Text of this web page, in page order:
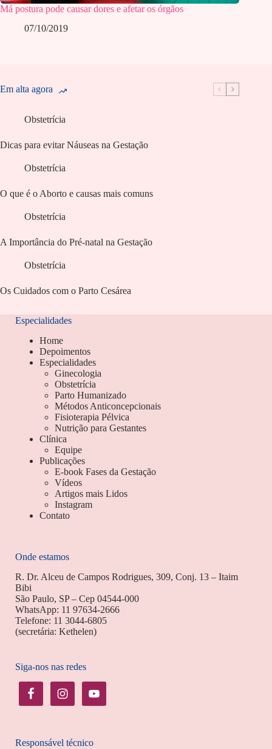
Má postura pode causar dores e afetar os órgãos
07/10/2019
Em alta agora
Obstetrícia
Dicas para evitar Náuseas na Gestação
Obstetrícia
O que é o Aborto e causas mais comuns
Obstetrícia
A Importância do Pré-natal na Gestação
Obstetrícia
Os Cuidados com o Parto Cesárea
Especialidades
Home
Depoimentos
Especialidades
Ginecologia
Obstetrícia
Parto Humanizado
Métodos Anticoncepcionais
Fisioterapia Pélvica
Nutrição para Gestantes
Clínica
Equipe
Publicações
E-book Fases da Gestação
Vídeos
Artigos mais Lidos
Instagram
Contato
Onde estamos
R. Dr. Alceu de Campos Rodrigues, 309, Conj. 13 – Itaim
Bibi
São Paulo, SP – Cep 04544-000
WhatsApp: 11 97634-2666
Telefone: 11 3044-6805
(secretária: Kethelen)
Siga-nos nas redes
Responsável técnico